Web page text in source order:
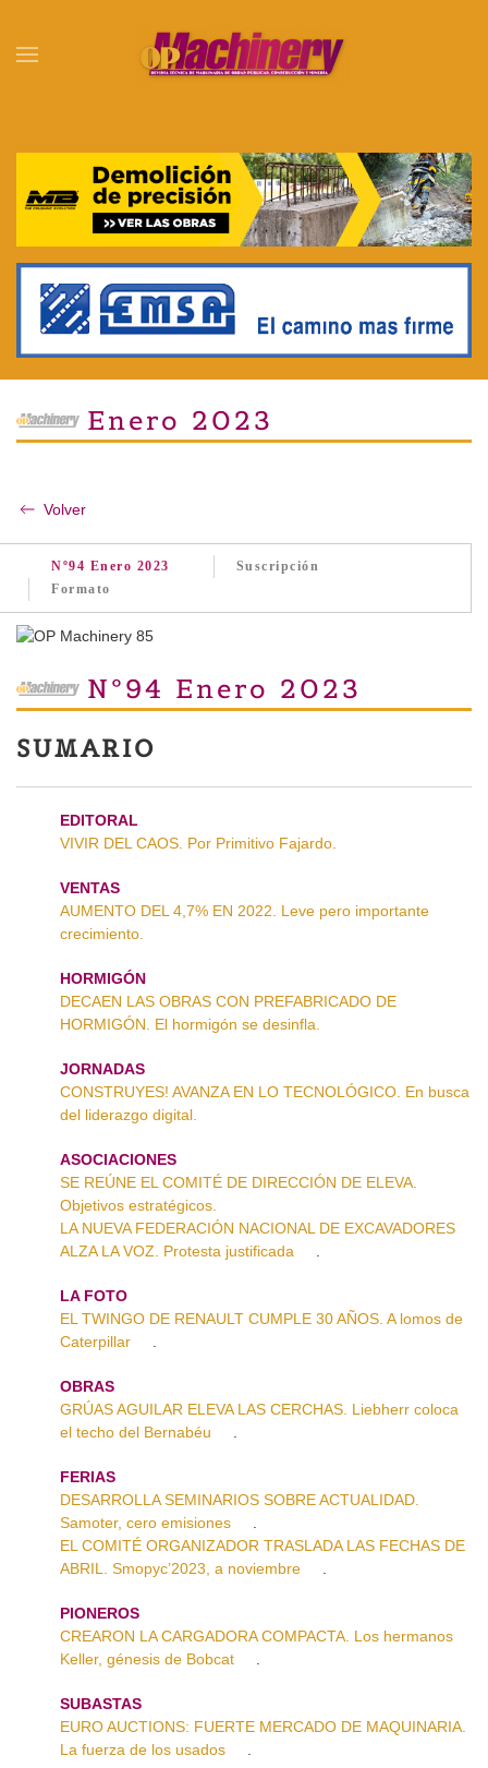
Skip to main content
Enero 2023
Volver
Nº94 Enero 2023
Suscripción
Formato
Nº94 Enero 2023
SUMARIO
EDITORAL
VIVIR DEL CAOS. Por Primitivo Fajardo.
VENTAS
AUMENTO DEL 4,7% EN 2022. Leve pero importante
crecimiento.
HORMIGÓN
DECAEN LAS OBRAS CON PREFABRICADO DE
HORMIGÓN. El hormigón se desinfla.
JORNADAS
CONSTRUYES! AVANZA EN LO TECNOLÓGICO. En busca
del liderazgo digital.
ASOCIACIONES
SE REÚNE EL COMITÉ DE DIRECCIÓN DE ELEVA.
Objetivos estratégicos.
LA NUEVA FEDERACIÓN NACIONAL DE EXCAVADORES
ALZA LA VOZ. Protesta justificada
LA FOTO
EL TWINGO DE RENAULT CUMPLE 30 AÑOS. A lomos de
Caterpillar
OBRAS
GRÚAS AGUILAR ELEVA LAS CERCHAS. Liebherr coloca
el techo del Bernabéu
FERIAS
DESARROLLA SEMINARIOS SOBRE ACTUALIDAD.
Samoter, cero emisiones
EL COMITÉ ORGANIZADOR TRASLADA LAS FECHAS DE
ABRIL. Smopyc’2023, a noviembre
PIONEROS
CREARON LA CARGADORA COMPACTA. Los hermanos
Keller, génesis de Bobcat
SUBASTAS
EURO AUCTIONS: FUERTE MERCADO DE MAQUINARIA.
La fuerza de los usados